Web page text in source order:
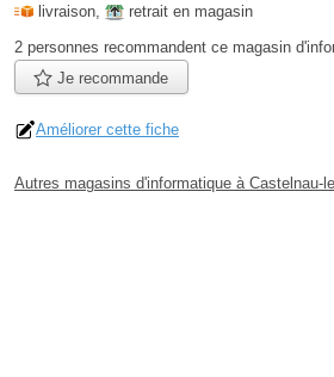
livraison,
retrait en magasin
2 personnes recommandent ce magasin
Je recommande
Améliorer cette fiche
Autres magasins d'informatique à Castelnau-